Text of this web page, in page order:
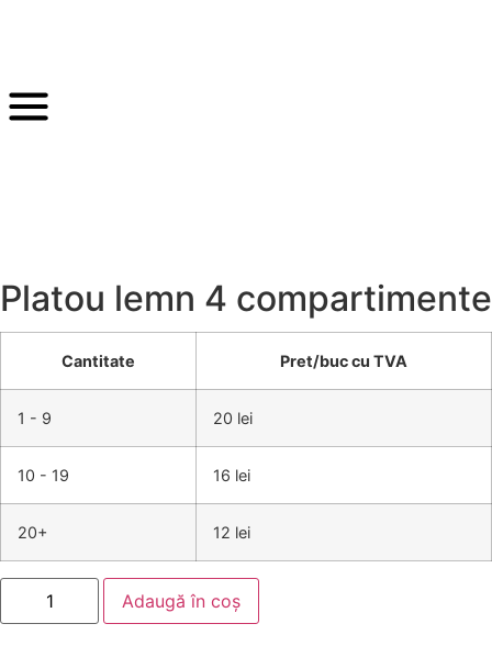
Platou lemn 4 compartimente
Cantitate Pret/buc cu TVA
1 - 9 20 lei
10 - 19 16 lei
20+ 12 lei
Adaugă în coș